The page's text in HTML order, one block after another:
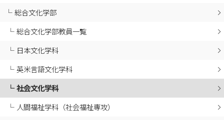
総合文化学部
総合文化学部教員一覧
日本文化学科
英米言語文化学科
社会文化学科
人間福祉学科（社会福祉専攻）